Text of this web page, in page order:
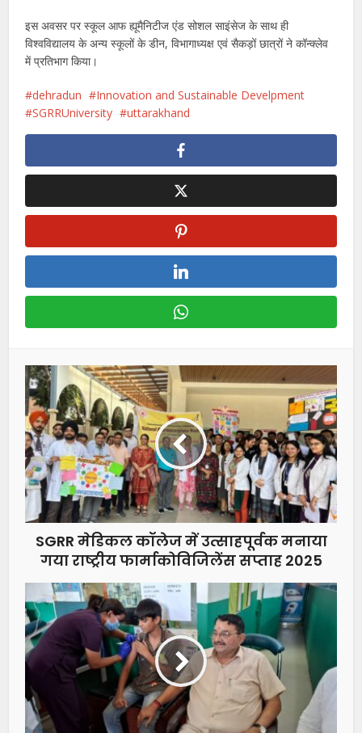
इस अवसर पर स्कूल आफ ह्यूमैनिटीज एंड सोशल साइंसेज के साथ ही
विश्वविद्यालय के अन्य स्कूलों के डीन, विभागाध्यक्ष एवं सैकड़ों छात्रों ने कॉन्क्लेव
में प्रतिभाग किया।
dehradun
Innovation and Sustainable Develpment
SGRRUniversity
uttarakhand
SGRR मेडिकल कॉलेज में उत्साहपूर्वक मनाया
गया राष्ट्रीय फार्माकोविजिलेंस सप्ताह 2025